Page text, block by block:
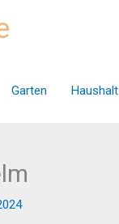
Garten Haushalt